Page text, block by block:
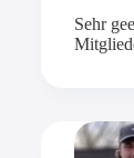
Sehr